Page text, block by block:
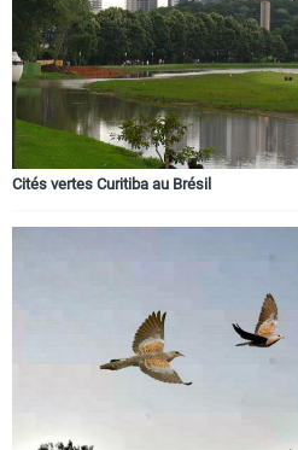
Cités vertes Curitiba au Brésil